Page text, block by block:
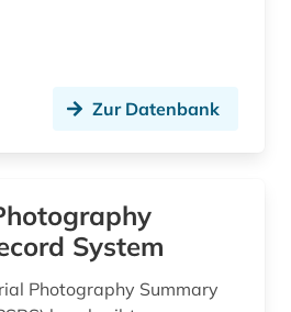
bibliothekskatalog plus (1)
biblische archäologie (1)
Ostmitteleuropa (3)
Zur Datenbank
System
Photography Summary